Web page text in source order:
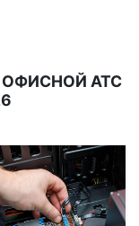
АТС